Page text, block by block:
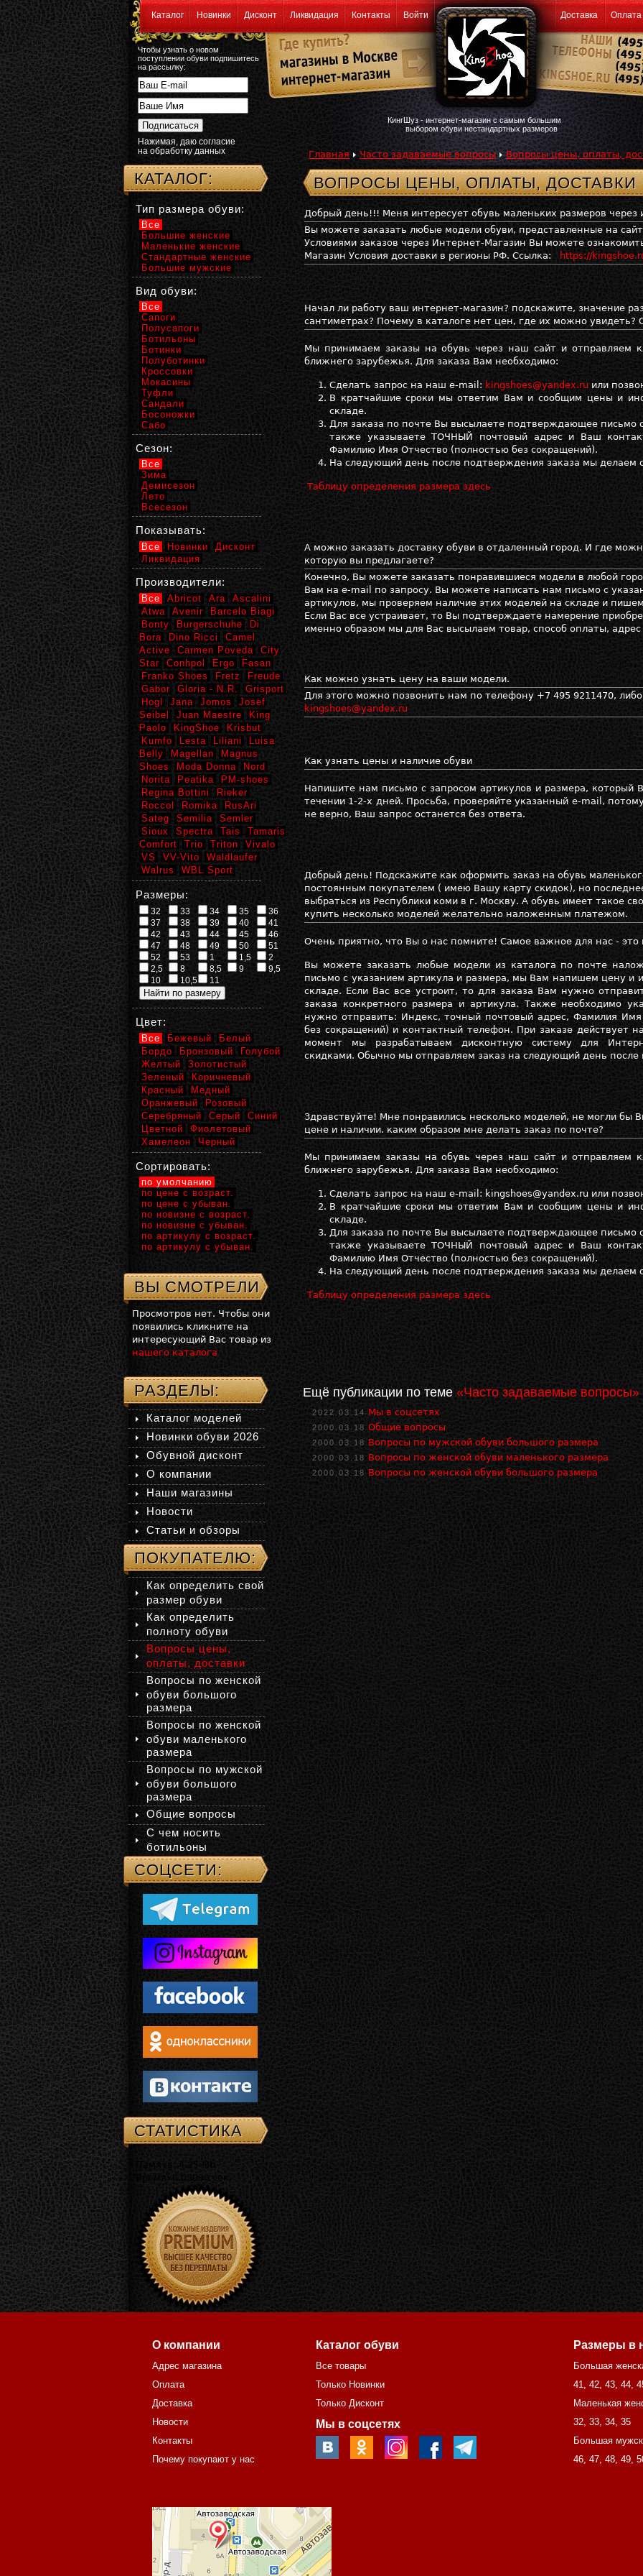
Каталог Новинки Дисконт Ликвидация Контакты Войти Доставка Оплата
Чтобы узнать о новом
поступлении обуви подпишитесь
на рассылку:
Нажимая, даю согласие
на обработку данных
КингШуз - интернет-магазин с самым большим
выбором обуви нестандартных размеров
Главная Часто задаваемые вопросы Вопросы цены, оплаты,
ВОПРОСЫ ЦЕНЫ, ОПЛАТЫ, ДОСТАВКИ
Добрый день!!! Меня интересует обувь маленьких размеров через
Вы можете заказать любые модели обуви, представленные на
Условиями заказов через Интернет-Магазин Вы можете
Магазин Условия доставки в регионы РФ. Ссылка:
https://
Начал ли работу ваш интернет-магазин? подскажите, значение
сантиметрах? Почему в каталоге нет цен, где их можно увидеть?
Мы принимаем заказы на обувь через наш сайт и отправляем
ближнего зарубежья. Для заказа Вам необходимо:
Сделать запрос на наш e-mail: kingshoes@yandex.ruили
В кратчайшие сроки мы ответим Вам и сообщим цены и
складе.
Для заказа по почте Вы высылаете подтверждающее письмо
также указываете ТОЧНЫЙ почтовый адрес и Ваш
Фамилию Имя Отчество (полностью без сокращений).
На следующий день после подтверждения заказа мы делаем
Таблицу определения размера здесь
А можно заказать доставку обуви в отдаленный город. И где
которую вы предлагаете?
Конечно, Вы можете заказать понравившиеся модели в любой
Вам на е-mail по запросу. Вы можете написать нам письмо с
артикулов, мы проверяем наличие этих моделей на складе и
Если Вас все устраивает, то Вы подтверждаете намерение
именно образом мы для Вас высылаем товар, способ оплаты,
Как можно узнать цену на ваши модели.
Для этого можно позвонить нам по телефону +7 495 9211470,
kingshoes@yandex.ru
Как узнать цены и наличие обуви
Напишите нам письмо с запросом артикулов и размера, который
течении 1-2-х дней. Просьба, проверяйте указанный e-mail,
не верно, Ваш запрос останется без ответа.
Добрый день! Подскажите как оформить заказ на обувь
постоянным покупателем ( имею Вашу карту скидок), но
выбраться из Республики коми в г. Москву. А обувь имеет такое
купить несколько моделей желательно наложенным платежом.
Очень приятно, что Вы о нас помните! Самое важное для нас - это
Вы можете заказать любые модели из каталога по почте
письмо с указанием артикула и размера, мы Вам напишем цену и
складе. Если Вас все устроит, то для заказа Вам нужно
заказа конкретного размера и артикула. Также необходимо
нужно отправить: Индекс, точный почтовый адрес, Фамилия
без сокращений) и контактный телефон. При заказе действует
момент мы разрабатываем дисконтную систему для
скидками. Обычно мы отправляем заказ на следующий день после
Здравствуйте! Мне понравились несколько моделей, не могли бы
цене и наличии. каким образом мне делать заказ по почте?
Мы принимаем заказы на обувь через наш сайт и отправляем
ближнего зарубежья. Для заказа Вам необходимо:
Сделать запрос на наш e-mail: kingshoes@yandex.ru или
В кратчайшие сроки мы ответим Вам и сообщим цены и
складе.
Для заказа по почте Вы высылаете подтверждающее письмо
также указываете ТОЧНЫЙ почтовый адрес и Ваш
Фамилию Имя Отчество (полностью без сокращений).
На следующий день после подтверждения заказа мы делаем
Таблицу определения размера здесь
Ещё публикации по теме «Часто задаваемые вопросы»
2022.03.14 Мы в соцсетях
2000.03.18 Общие вопросы
2000.03.18 Вопросы по мужской обуви большого размера
2000.03.18 Вопросы по женской обуви маленького размера
2000.03.18 Вопросы по женской обуви большого размера
КАТАЛОГ:
Тип размера обуви:
Все
Большие женские
Маленькие женские
Стандартные женские
Большие мужские
Вид обуви:
Все
Сапоги
Полусапоги
Ботильоны
Ботинки
Полуботинки
Кроссовки
Мокасины
Туфли
Сандали
Босоножки
Сабо
Сезон:
Все
Зима
Демисезон
Лето
Всесезон
Показывать:
Все Новинки
Дисконт
Ликвидация
Производители:
Все Abricot Ara
Ascalini
Atwa
Avenir
Barcelo Biagi
Bonty
Burgerschuhe
Di
Bora
Dino Ricci
Camel
Active
Carmen Poveda
City
Star
Conhpol Ergo
Fasan
Franko Shoes
Fretz
Freude
Gabor
Gloria - N.R.
Grisport
Hogl
Jana Jomos
Josef
Seibel
Juan Maestre
King
Paolo
KingShoe
Krisbut
Kumfo
Lesta Liliani
Luisa
Belly
Magellan
Magnus
Shoes
Moda Donna
Nord
Norita
Peatika
PM-shoes
Regina Bottini
Rieker
Roccol
Romika
RusAri
Sateg
Semilia
Semler
Sioux
Spectra Tais
Tamaris
Comfort
Trio Triton
Vivalo
VS
VV-Vito
Waldlaufer
Walrus
WBL Sport
Размеры:
32 33 34 35
36
37
38 39 40
41
42
43 44 45
46
47
48 49 50
51
52
53 1 1,5
2
2,5
8 8,5 9
9,5
10
10,5 11
Цвет:
Все Бежевый
Белый
Бордо
Бронзовый
Голубой
Желтый
Золотистый
Зеленый
Коричневый
Красный
Медный
Оранжевый
Розовый
Серебряный
Серый
Синий
Цветной
Фиолетовый
Хамелеон
Черный
Сортировать:
по умолчанию
по цене с возраст.
по цене с убыван.
по новизне с возраст.
по новизне с убыван.
по артикулу с возраст.
по артикулу с убыван.
ВЫ СМОТРЕЛИ
Просмотров нет. Чтобы они
появились кликните на
интересующий Вас товар из
нашего каталога
РАЗДЕЛЫ:
Каталог моделей
Новинки обуви 2026
Обувной дисконт
О компании
Наши магазины
Новости
Статьи и обзоры
ПОКУПАТЕЛЮ:
Как определить свой
размер обуви
Как определить
полноту обуви
Вопросы цены,
оплаты, доставки
Вопросы по женской
обуви большого
размера
Вопросы по женской
обуви маленького
размера
Вопросы по мужской
обуви большого
размера
Общие вопросы
С чем носить
ботильоны
СОЦСЕТИ:
СТАТИСТИКА
Память: 4.25 Mb
Время: 0.02030 сек.
О компании
Адрес магазина
Оплата
Доставка
Новости
Контакты
Почему покупают у нас
Каталог обуви
Все товары
Только Новинки
Только Дисконт
Мы в соцсетях
Размеры в
Большая
41, 42, 43, 44,
Маленькая
32, 33, 34, 35
Большая
46, 47, 48, 49,